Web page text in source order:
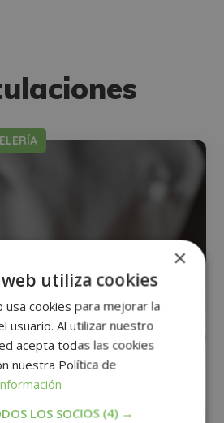
nuestra Política de Privacidad.
×
utiliza cookies
usa cookies para mejorar la
usuario. Al utilizar nuestro
acepta todas las cookies
nuestra Política de
LOS SOCIOS (4) →